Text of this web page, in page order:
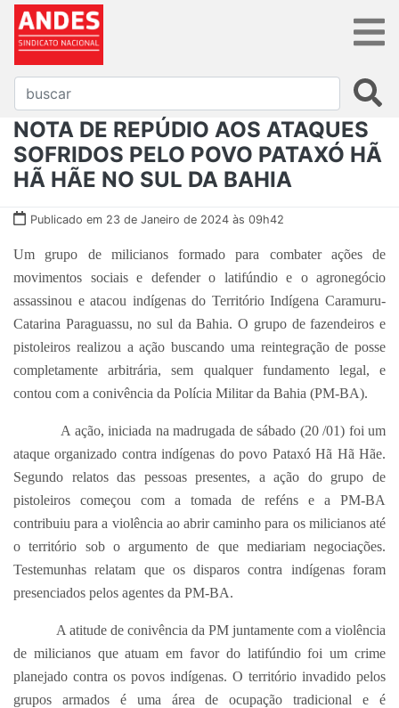
NOTA DE REPÚDIO AOS ATAQUES
SOFRIDOS PELO POVO PATAXÓ HÃ
HÃ HÃE NO SUL DA BAHIA
Publicado em 23 de Janeiro de 2024 às 09h42
Um grupo de milicianos formado para combater ações de
movimentos sociais e defender o latifúndio e o agronegócio
assassinou e atacou indígenas do Território Indígena Caramuru-
Catarina Paraguassu, no sul da Bahia. O grupo de fazendeiros e
pistoleiros realizou a ação buscando uma reintegração de posse
completamente arbitrária, sem qualquer fundamento legal, e
contou com a conivência da Polícia Militar da Bahia (PM-BA).
A ação, iniciada na madrugada de sábado (20 /01) foi um
ataque organizado contra indígenas do povo Pataxó Hã Hã Hãe.
Segundo relatos das pessoas presentes, a ação do grupo de
pistoleiros começou com a tomada de reféns e a PM-BA
contribuiu para a violência ao abrir caminho para os milicianos até
o território sob o argumento de que mediariam negociações.
Testemunhas relatam que os disparos contra indígenas foram
presenciados pelos agentes da PM-BA.
A atitude de conivência da PM juntamente com a violência
de milicianos que atuam em favor do latifúndio foi um crime
planejado contra os povos indígenas. O território invadido pelos
grupos armados é uma área de ocupação tradicional e é